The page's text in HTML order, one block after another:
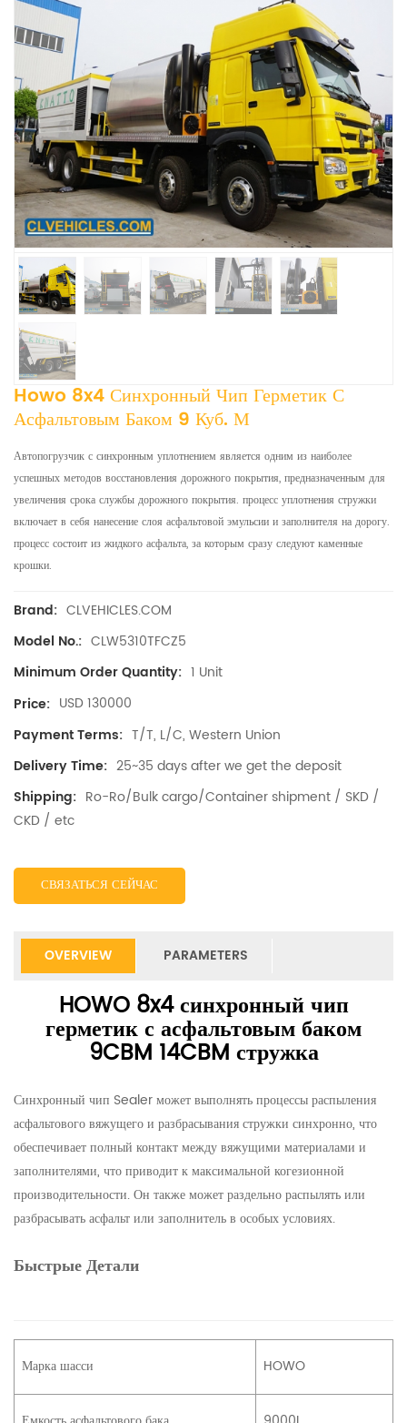
Howo 8x4 Синхронный Чип Герметик С
Асфальтовым Баком 9 Куб. М
Автопогрузчик с синхронным уплотнением является одним из наиболее
успешных методов восстановления дорожного покрытия, предназначенным для
увеличения срока службы дорожного покрытия. процесс уплотнения стружки
включает в себя нанесение слоя асфальтовой эмульсии и заполнителя на дорогу.
процесс состоит из жидкого асфальта, за которым сразу следуют каменные
крошки.
Brand: CLVEHICLES.COM
Model No.: CLW5310TFCZ5
Minimum Order Quantity: 1 Unit
Price: USD 130000
Payment Terms: T/T, L/C, Western Union
Delivery Time: 25~35 days after we get the deposit
Shipping: Ro-Ro/Bulk cargo/Container shipment / SKD /
CKD / etc
СВЯЗАТЬСЯ СЕЙЧАС
OVERVIEW PARAMETERS
HOWO 8x4 синхронный чип
герметик с асфальтовым баком
9CBM 14CBM стружка
Синхронный чип Sealer может выполнять процессы распыления
асфальтового вяжущего и разбрасывания стружки синхронно, что
обеспечивает полный контакт между вяжущими материалами и
заполнителями, что приводит к максимальной когезионной
производительности. Он также может раздельно распылять или
разбрасывать асфальт или заполнитель в особых условиях.
Быстрые Детали
Марка шасси HOWO